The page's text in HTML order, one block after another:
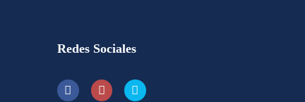
Redes Sociales